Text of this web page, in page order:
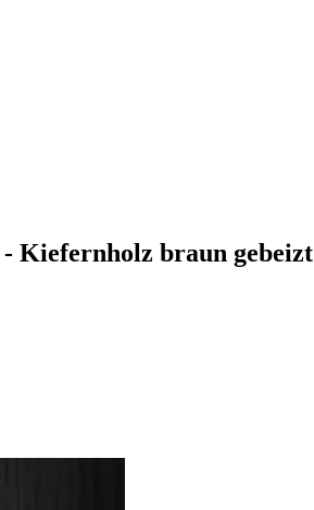
Kiefernholz braun gebeizt